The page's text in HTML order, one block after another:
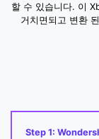
할 수 있습니다. 이
거치면되고 변환
Step 1: